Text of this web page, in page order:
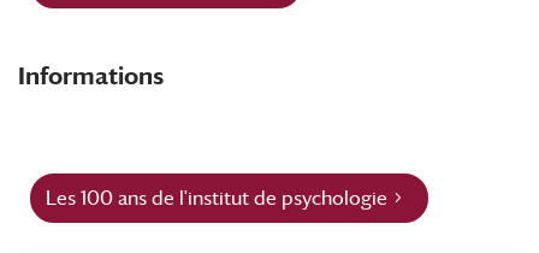
Informations
Les 100 ans de l'institut de psychologie